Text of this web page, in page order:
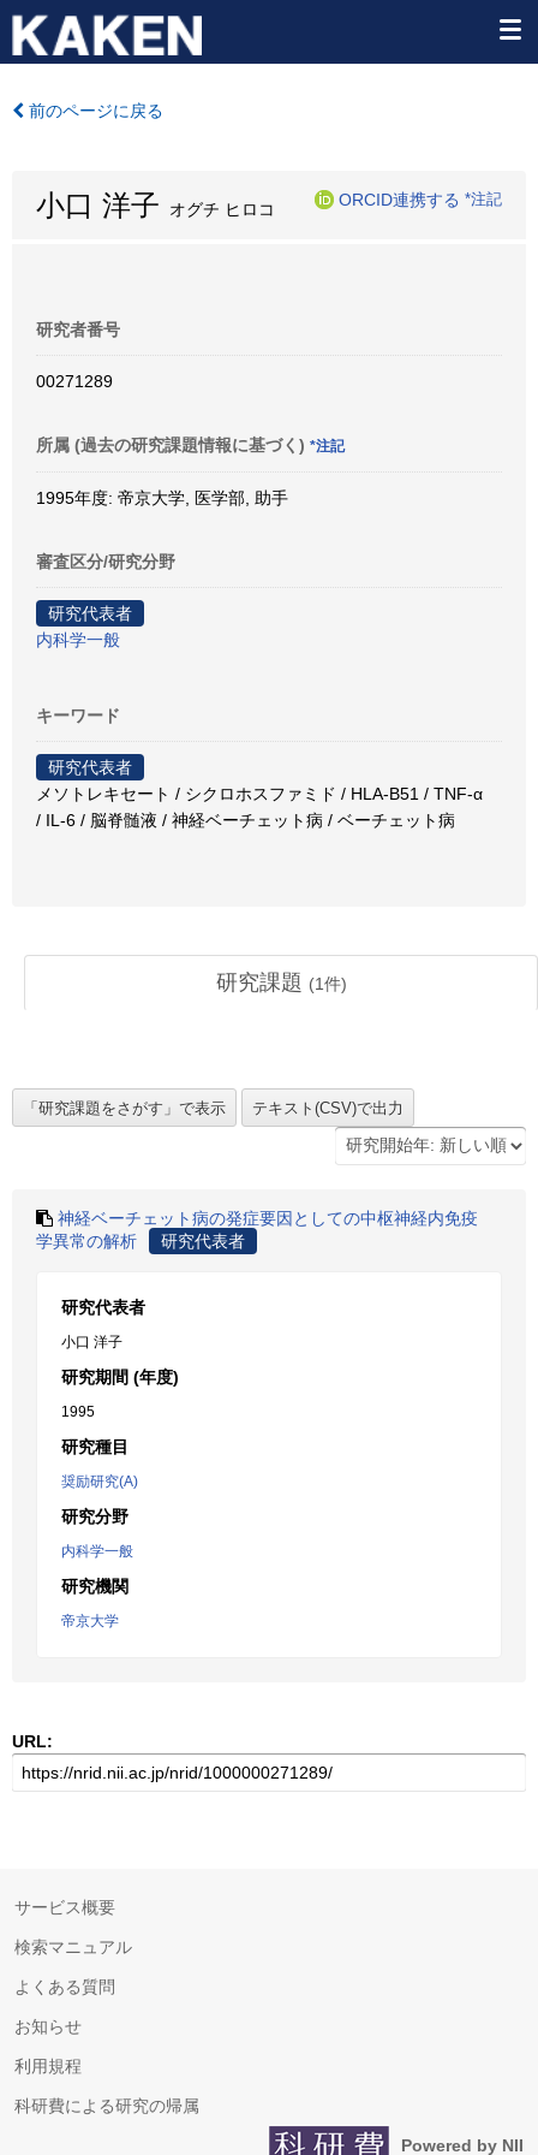
前のページに戻る
小口 洋子 オグチ ヒロコ
ORCID連携する *注記
研究者番号
00271289
所属 (過去の研究課題情報に基づく) *注記
1995年度: 帝京大学, 医学部, 助手
審査区分/研究分野
研究代表者
内科学一般
キーワード
研究代表者
メソトレキセート / シクロホスファミド / HLA-B51 / TNF-α
/ IL-6 / 脳脊髄液 / 神経ベーチェット病 / ベーチェット病
研究課題 (1件)
神経ベーチェット病の発症要因としての中枢神経内免疫
学異常の解析
研究代表者
研究代表者
小口 洋子
研究期間 (年度)
1995
研究種目
奨励研究(A)
研究分野
内科学一般
研究機関
帝京大学
URL:
サービス概要
検索マニュアル
よくある質問
お知らせ
利用規程
科研費による研究の帰属
Powered by NII